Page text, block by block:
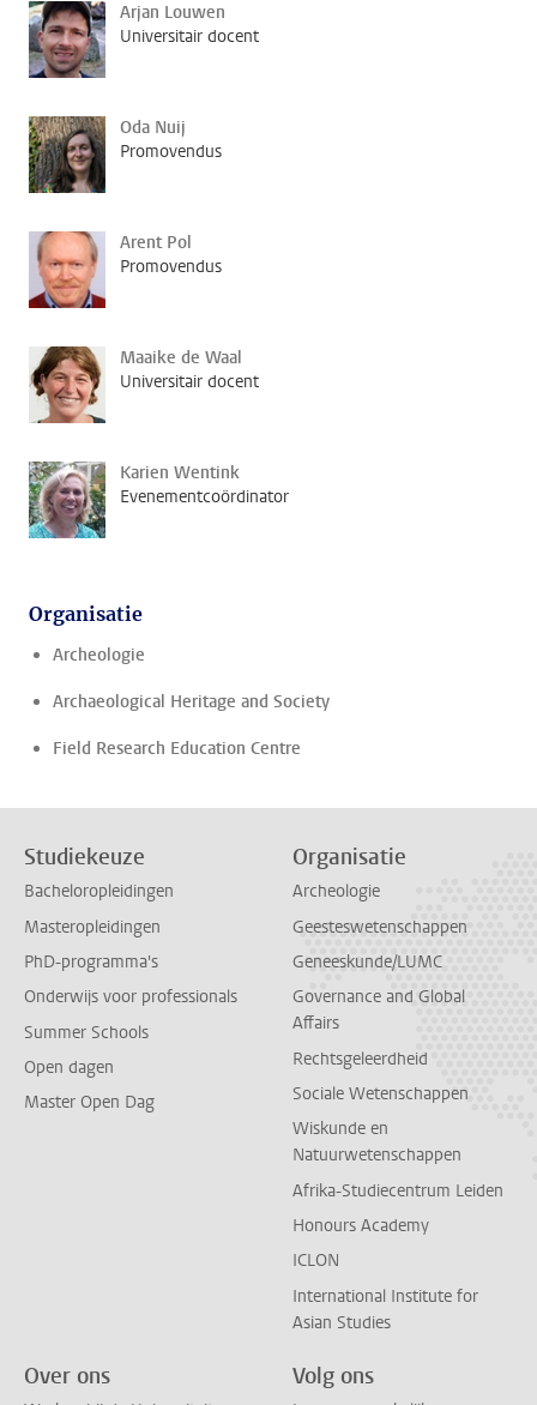
Arjan Louwen
Universitair docent
Oda Nuij
Promovendus
Arent Pol
Promovendus
Maaike de Waal
Universitair docent
Karien Wentink
Evenementcoördinator
Organisatie
Archeologie
Archaeological Heritage and Society
Field Research Education Centre
Studiekeuze
Bacheloropleidingen
Masteropleidingen
PhD-programma's
Onderwijs voor professionals
Summer Schools
Open dagen
Master Open Dag
Organisatie
Archeologie
Geesteswetenschappen
Geneeskunde/LUMC
Governance and Global
Affairs
Rechtsgeleerdheid
Sociale Wetenschappen
Wiskunde en
Natuurwetenschappen
Afrika-Studiecentrum Leiden
Honours Academy
ICLON
International Institute for
Asian Studies
Over ons Volg ons